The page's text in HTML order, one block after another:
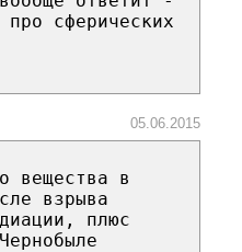
сферических
05.06.2015
вещества в
взрыва
плюс